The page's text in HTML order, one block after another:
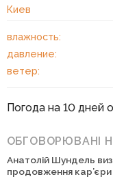
Киев
влажность:
давление:
ветер:
Погода на 10 дней
ОБГОВОРЮВАНІ
Анатолій Шундель
продовження кар’єри